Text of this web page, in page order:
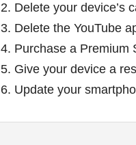
2. Delete your device’s
3. Delete the YouTube
4. Purchase a Premium
5. Give your device a
6. Update your